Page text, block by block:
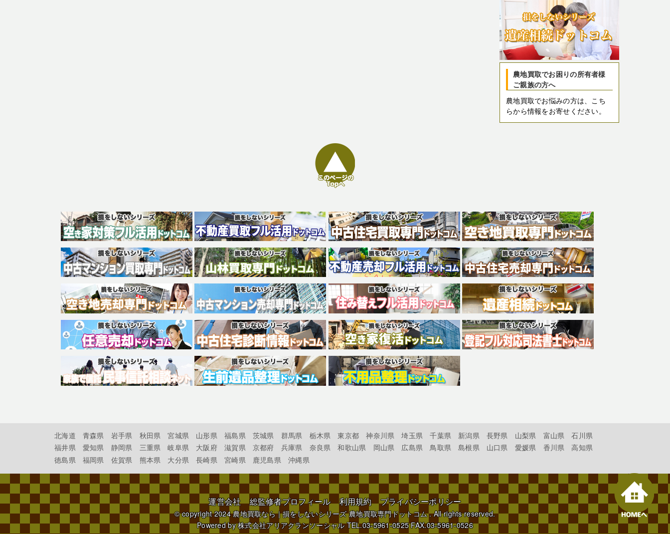
農地買取でお困りの所有者様
ご親族の方へ
農地買取でお悩みの方は、こち
らから情報をお寄せください。
北海道 青森県 岩手県 秋田県 宮城県 山形県 福島県 茨城県 群馬県 栃木県 東京都 神奈川県 埼玉県 千葉県 新潟県 長野県 山梨県 富山県
石川県
福井県
愛知県 静岡県 三重県 岐阜県 大阪府 滋賀県 京都府 兵庫県 奈良県 和歌山県 岡山県 広島県 鳥取県 島根県 山口県 愛媛県 香川県
高知県
徳島県
福岡県 佐賀県 熊本県 大分県 長崎県 宮崎県 鹿児島県 沖縄県
運営会社 総監修者プロフィール 利用規約 プライバシーポリシー
© copyright 2024農地買取なら｜損をしないシリーズ 農地買取専門ドットコム. All rights reserved.
Powered by株式会社アリアクランソーシャルTEL.03-5961-0525 FAX.03-5961-0526